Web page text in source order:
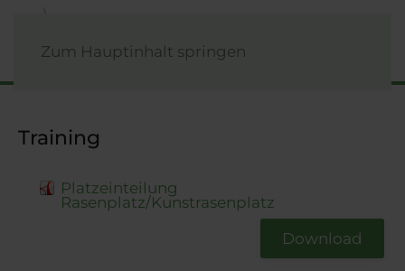
Zum Hauptinhalt springen
Training
Platzeinteilung
Rasenplatz/Kunstrasenplatz
Download